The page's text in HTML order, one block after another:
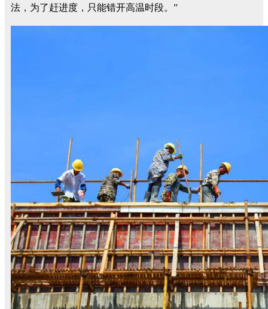
法，为了赶进度，只能错开高温时段。”